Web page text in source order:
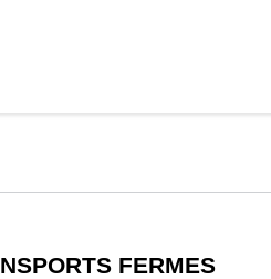
FERMES